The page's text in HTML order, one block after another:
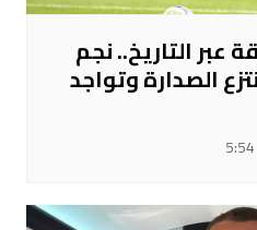
عبر التاريخ.. نجم
الصدارة وتواجد